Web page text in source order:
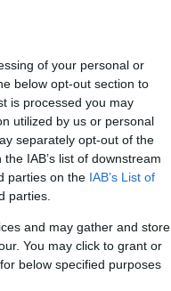
of your personal or
below opt-out section to
is processed you may
utilized by us or personal
separately opt-out of the
IAB’s list of downstream
parties on the IAB’s List of
parties.
and may gather and store
You may click to grant or
below specified purposes